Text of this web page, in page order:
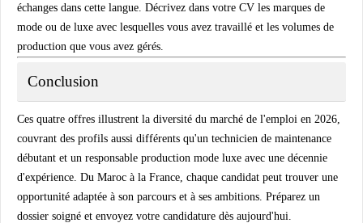
échanges dans cette langue. Décrivez dans votre CV les marques de
mode ou de luxe avec lesquelles vous avez travaillé et les volumes de
production que vous avez gérés.
Conclusion
Ces quatre offres illustrent la diversité du marché de l'emploi en 2026,
couvrant des profils aussi différents qu'un technicien de maintenance
débutant et un responsable production mode luxe avec une décennie
d'expérience. Du Maroc à la France, chaque candidat peut trouver une
opportunité adaptée à son parcours et à ses ambitions. Préparez un
dossier soigné et envoyez votre candidature dès aujourd'hui.